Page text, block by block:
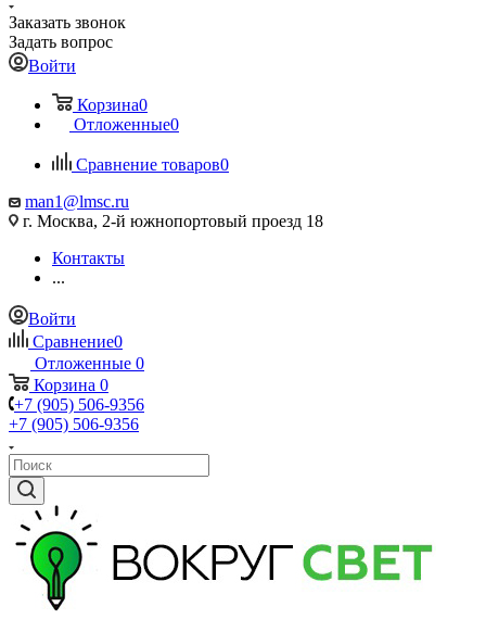
Заказать звонок
Задать вопрос
Войти
Корзина0
Отложенные0
Сравнение товаров0
man1@lmsc.ru
г. Москва, 2-й южнопортовый проезд 18
Контакты
...
Войти
Сравнение0
Отложенные 0
Корзина 0
+7 (905) 506-9356
+7 (905) 506-9356